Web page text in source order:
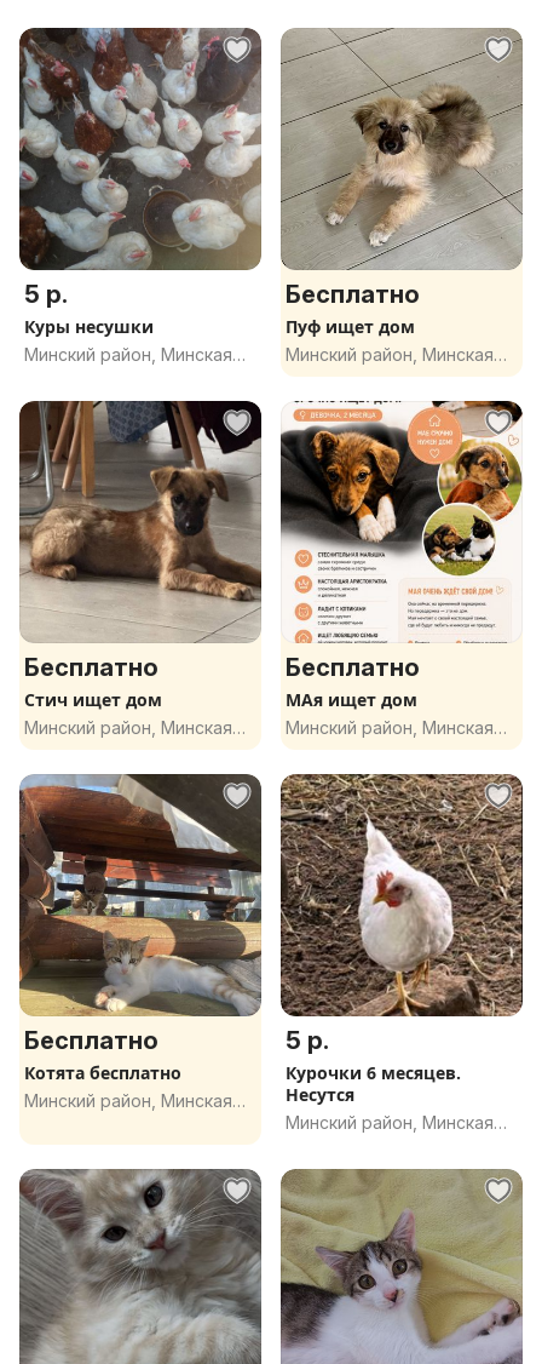
5 р.
Куры несушки
Минский район, Минская
Бесплатно
Пуф ищет дом
Минский район, Минская
обл.
Бесплатно
Стич ищет дом
Минский район, Минская
обл.
Бесплатно
МАя ищет дом
Минский район, Минская
обл.
Бесплатно
Котята бесплатно
Минский район, Минская
5 р.
Курочки 6 месяцев.
Несутся
Минский район, Минская